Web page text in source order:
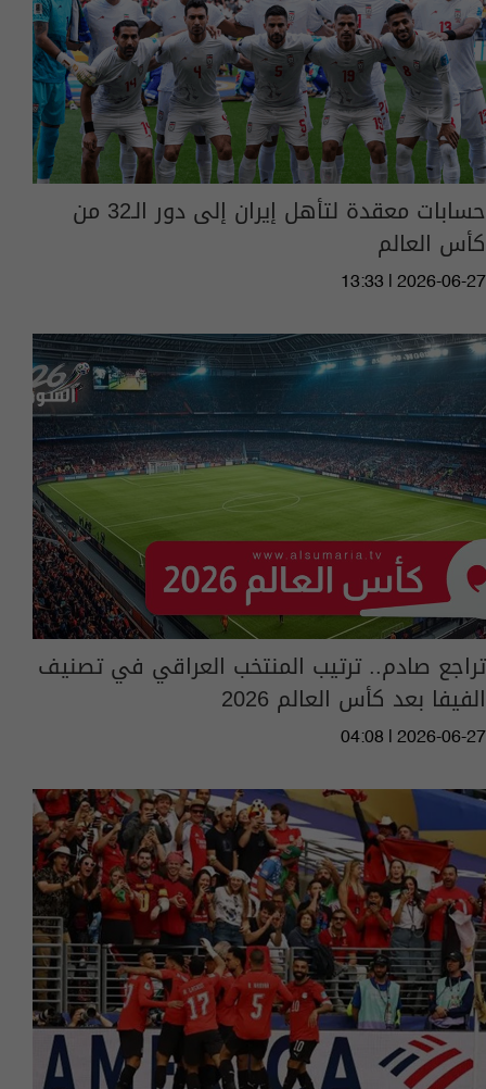
حسابات معقدة لتأهل إيران إلى دور الـ32 من
كأس العالم
13:33 | 2026-06-27
تراجع صادم.. ترتيب المنتخب العراقي في تصنيف
الفيفا بعد كأس العالم 2026
04:08 | 2026-06-27